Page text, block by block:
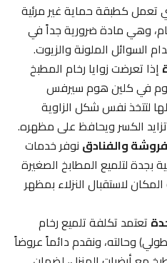
كطبقة حماية غير مرئية
وهي مادة ضرورية جداً في
الملونة والزيوت.
تعرضت زوايا رخام المطبخ
في كلين هوم سيرفس
لتتخذ نفس شكل الزاوية
الكسر ويحافظ على مظهره.
والفنادقنوفر خدمات
لتلميع المطابخ الصغيرة
لاستقبال النزلاء بمظهر
تعتمد تكلفة تلميع رخام
وحالته، ونقدم دائماً عروضاً